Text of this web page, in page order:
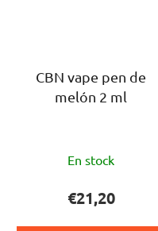
CBN vape pen de
melón 2 ml
valoración
media
del
En stock
€21,20